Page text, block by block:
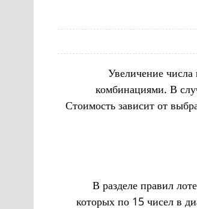
Увеличение
комбинациями. В
Стоимость зависит от
В разделе правил
которых по 15 чисел в